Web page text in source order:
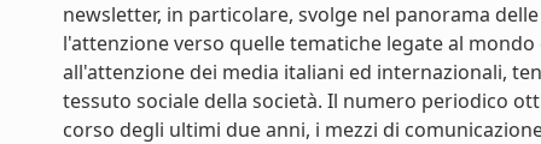
newsletter, in particolare, svolge nel panorama
l'attenzione verso quelle tematiche legate al
all'attenzione dei media italiani ed internazionali,
tessuto sociale della società. Il numero periodico
corso degli ultimi due anni, i mezzi di